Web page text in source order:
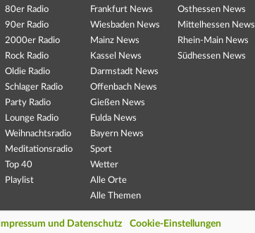
80er Radio
90er Radio
2000er Radio
Rock Radio
Oldie Radio
Schlager Radio
Party Radio
Lounge Radio
Weihnachtsradio
Meditationsradio
Top 40
Playlist
Frankfurt News
Wiesbaden News
Mainz News
Kassel News
Darmstadt News
Offenbach News
Gießen News
Fulda News
Bayern News
Sport
Wetter
Alle Orte
Alle Themen
Osthessen News
Mittelhessen News
Rhein-Main News
Südhessen News
Impressum und Datenschutz Cookie-Einstellungen